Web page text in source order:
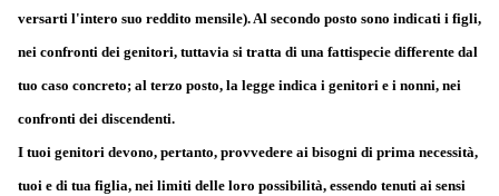
versarti l'intero suo reddito mensile). Al secondo posto sono indicati i figli,
nei confronti dei genitori, tuttavia si tratta di una fattispecie differente dal
tuo caso concreto; al terzo posto, la legge indica i genitori e i nonni, nei
confronti dei discendenti.
I tuoi genitori devono, pertanto, provvedere ai bisogni di prima necessità,
tuoi e di tua figlia, nei limiti delle loro possibilità, essendo tenuti ai sensi